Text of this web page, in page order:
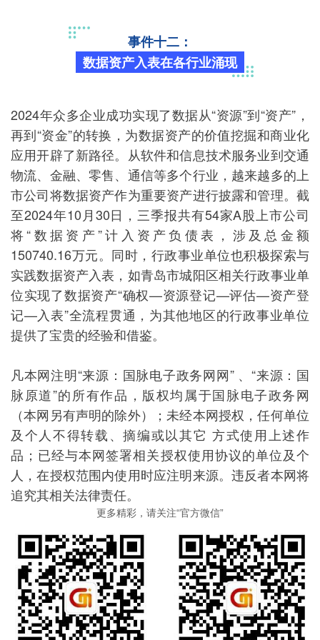
事件十二：
数据资产入表在各行业涌现
2024年众多企业成功实现了数据从“资源”到“资产”，
再到“资金”的转换，为数据资产的价值挖掘和商业化
应用开辟了新路径。从软件和信息技术服务业到交通
物流、金融、零售、通信等多个行业，越来越多的上
市公司将数据资产作为重要资产进行披露和管理。截
至2024年10月30日，三季报共有54家A股上市公司
将“数据资产”计入资产负债表，涉及总金额
150740.16万元。同时，行政事业单位也积极探索与
实践数据资产入表，如青岛市城阳区相关行政事业单
位实现了数据资产“确权—资源登记—评估—资产登
记—入表”全流程贯通，为其他地区的行政事业单位
提供了宝贵的经验和借鉴。
凡本网注明“来源：国脉电子政务网网” 、“来源：国
脉原道”的所有作品，版权均属于国脉电子政务网
（本网另有声明的除外）；未经本网授权，任何单位
及个人不得转载、摘编或以其它 方式使用上述作
品；已经与本网签署相关授权使用协议的单位及个
人，在授权范围内使用时应注明来源。违反者本网将
追究其相关法律责任。
更多精彩，请关注“官方微信”